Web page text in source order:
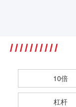
10倍
杠杆